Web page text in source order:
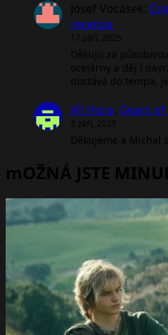
Josef Vocásek:
recenze
17 září, 2025
Děkuju za
ocelárny a děj i
dostává do tempa,
Jiří Hora: Gears of
2 září, 2025
Děkujeme a Michal
mOŽNÁ JSTE